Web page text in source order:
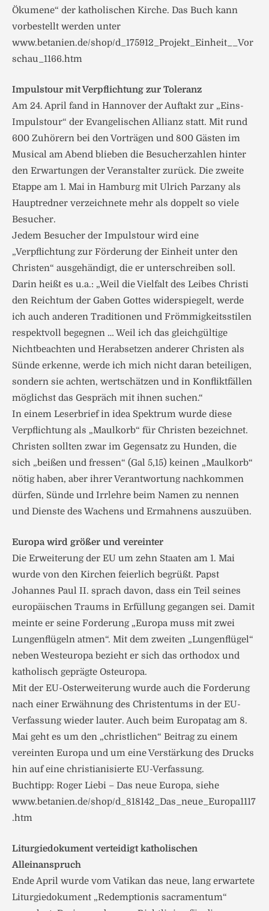
Ökumene“ der katholischen Kirche. Das Buch kann
vorbestellt werden unter
www.betanien.de/shop/d_175912_Projekt_Einheit__Vor
schau_1166.htm
Impulstour mit Verpflichtung zur Toleranz
Am 24. April fand in Hannover der Auftakt zur „Eins-
Impulstour“ der Evangelischen Allianz statt. Mit rund
600 Zuhörern bei den Vorträgen und 800 Gästen im
Musical am Abend blieben die Besucherzahlen hinter
den Erwartungen der Veranstalter zurück. Die zweite
Etappe am 1. Mai in Hamburg mit Ulrich Parzany als
Hauptredner verzeichnete mehr als doppelt so viele
Besucher.
Jedem Besucher der Impulstour wird eine
„Verpflichtung zur Förderung der Einheit unter den
Christen“ ausgehändigt, die er unterschreiben soll.
Darin heißt es u.a.: „Weil die Vielfalt des Leibes Christi
den Reichtum der Gaben Gottes widerspiegelt, werde
ich auch anderen Traditionen und Frömmigkeitsstilen
respektvoll begegnen … Weil ich das gleichgültige
Nichtbeachten und Herabsetzen anderer Christen als
Sünde erkenne, werde ich mich nicht daran beteiligen,
sondern sie achten, wertschätzen und in Konfliktfällen
möglichst das Gespräch mit ihnen suchen.“
In einem Leserbrief in idea Spektrum wurde diese
Verpflichtung als „Maulkorb“ für Christen bezeichnet.
Christen sollten zwar im Gegensatz zu Hunden, die
sich „beißen und fressen“ (Gal 5,15) keinen „Maulkorb“
nötig haben, aber ihrer Verantwortung nachkommen
dürfen, Sünde und Irrlehre beim Namen zu nennen
und Dienste des Wachens und Ermahnens auszuüben.
Europa wird größer und vereinter
Die Erweiterung der EU um zehn Staaten am 1. Mai
wurde von den Kirchen feierlich begrüßt. Papst
Johannes Paul II. sprach davon, dass ein Teil seines
europäischen Traums in Erfüllung gegangen sei. Damit
meinte er seine Forderung „Europa muss mit zwei
Lungenflügeln atmen“. Mit dem zweiten „Lungenflügel“
neben Westeuropa bezieht er sich das orthodox und
katholisch geprägte Osteuropa.
Mit der EU-Osterweiterung wurde auch die Forderung
nach einer Erwähnung des Christentums in der EU-
Verfassung wieder lauter. Auch beim Europatag am 8.
Mai geht es um den „christlichen“ Beitrag zu einem
vereinten Europa und um eine Verstärkung des Drucks
hin auf eine christianisierte EU-Verfassung.
Buchtipp: Roger Liebi – Das neue Europa, siehe
www.betanien.de/shop/d_818142_Das_neue_Europa1117
.htm
Liturgiedokument verteidigt katholischen
Alleinanspruch
Ende April wurde vom Vatikan das neue, lang erwartete
Liturgiedokument „Redemptionis sacramentum“